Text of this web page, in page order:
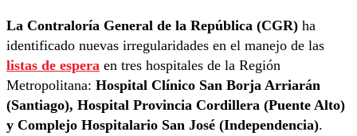
La Contraloría General de la República (CGR) ha
identificado nuevas irregularidades en el manejo de las
listas de espera en tres hospitales de la Región
Metropolitana: Hospital Clínico San Borja Arriarán
(Santiago), Hospital Provincia Cordillera (Puente Alto)
y Complejo Hospitalario San José (Independencia).